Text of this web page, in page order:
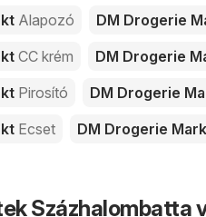
Alapozó DM Drogerie
CC krém DM Drogerie
Pirosító DM Drogerie
Ecset DM Drogerie
Százhalombatta